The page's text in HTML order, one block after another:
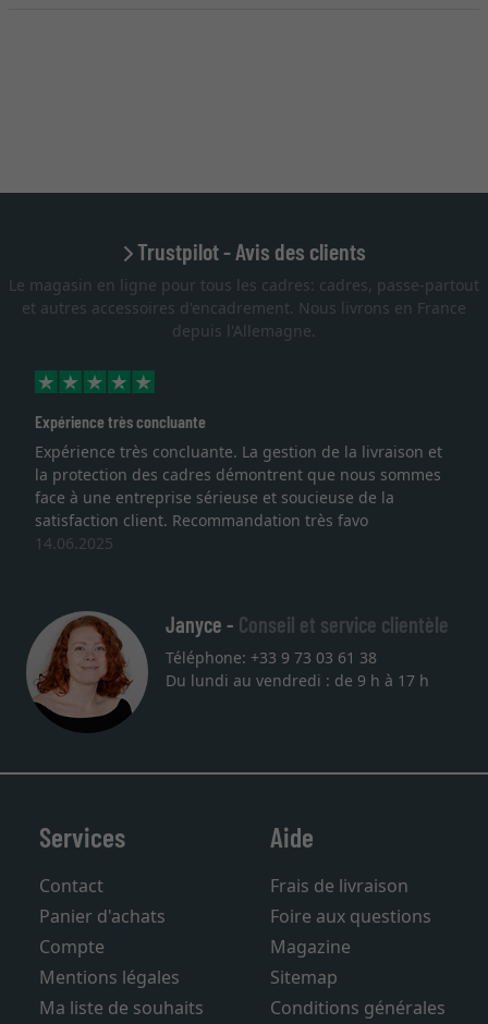
Trustpilot - Avis des clients
Le magasin en ligne pour tous les cadres: cadres, passe-partout
et autres accessoires d'encadrement. Nous livrons en France
depuis l'Allemagne.
Expérience très concluante
Expérience très concluante. La gestion de la livraison et
la protection des cadres démontrent que nous sommes
face à une entreprise sérieuse et soucieuse de la
satisfaction client. Recommandation très favo
14.06.2025
Janyce - Conseil et service clientèle
Téléphone: +33 9 73 03 61 38
Du lundi au vendredi : de 9 h à 17 h
Services
Contact
Panier d'achats
Compte
Mentions légales
Ma liste de souhaits
Aide
Frais de livraison
Foire aux questions
Magazine
Sitemap
Conditions générales